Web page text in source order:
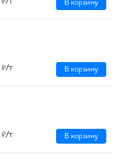
₽ В корзину
₽/т В корзину
₽/т В корзину